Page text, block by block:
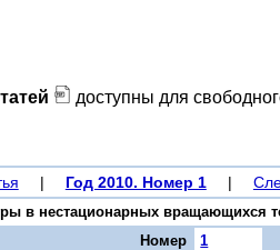
доступны для
| Год 2010. Номер 1 |
в нестационарных вращающихся
Номер 1